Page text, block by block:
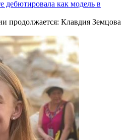
как модель в
продолжается: Клавдия Земцова